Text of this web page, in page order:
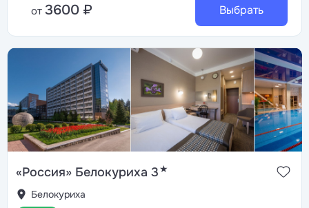
от 3600 ₽ Выбрать
«Россия» Белокуриха 3★
Белокуриха